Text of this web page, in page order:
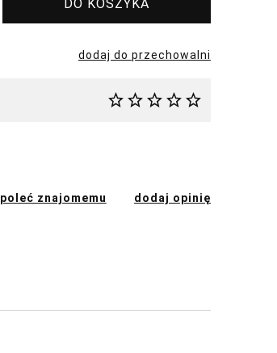
DO KOSZYKA
dodaj do przechowalni
poleć znajomemu dodaj opinię